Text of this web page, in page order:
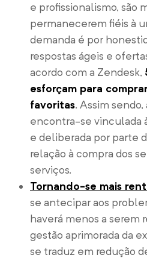
e profissionalismo, são
permanecerem fiéis à
demanda é por
respostas ágeis e
acordo com a Zendesk,
esforçam para
favoritas. Assim
encontra-se vinculada
e deliberada por parte
relação à compra dos
serviços.
Tornando-se mais
se antecipar aos
haverá menos a serem
gestão aprimorada da
se traduz em redução